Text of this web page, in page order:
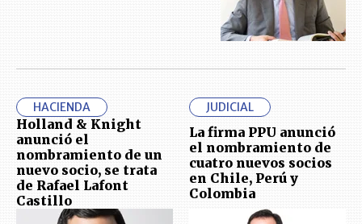
HACIENDA
Holland & Knight
anunció el
nombramiento de un
nuevo socio, se trata
de Rafael Lafont
Castillo
JUDICIAL
La firma PPU anunció
el nombramiento de
cuatro nuevos socios
en Chile, Perú y
Colombia